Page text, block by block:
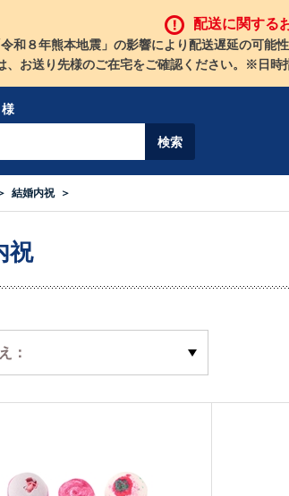
配送に関する
令和８年熊本地震」の影響により配送遅延の可能
お送り先様のご在宅をご確認ください。※日時
結婚内祝
祝
：